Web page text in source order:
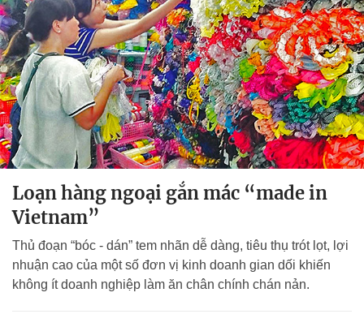
Loạn hàng ngoại gắn mác “made in
Vietnam”
Thủ đoạn “bóc - dán” tem nhãn dễ dàng, tiêu thụ trót lọt, lợi
nhuận cao của một số đơn vị kinh doanh gian dối khiến
không ít doanh nghiệp làm ăn chân chính chán nản.